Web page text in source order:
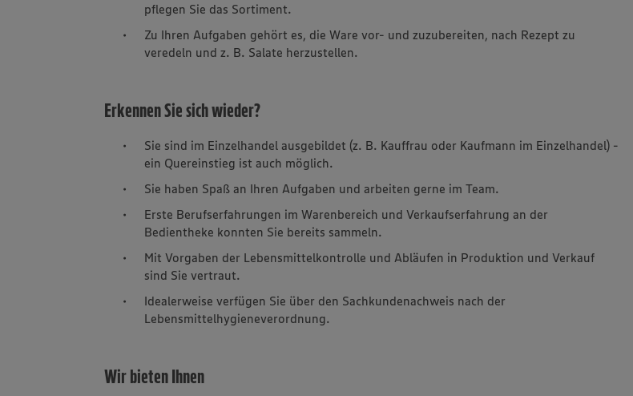
pflegen Sie das Sortiment.
Zu Ihren Aufgaben gehört es, die Ware vor- und zuzubereiten, nach Rezept zu
veredeln und z. B. Salate herzustellen.
Erkennen Sie sich wieder?
Sie sind im Einzelhandel ausgebildet (z. B. Kauffrau oder Kaufmann im Einzelhandel) -
ein Quereinstieg ist auch möglich.
Sie haben Spaß an Ihren Aufgaben und arbeiten gerne im Team.
Erste Berufserfahrungen im Warenbereich und Verkaufserfahrung an der
Bedientheke konnten Sie bereits sammeln.
Mit Vorgaben der Lebensmittelkontrolle und Abläufen in Produktion und Verkauf
sind Sie vertraut.
Idealerweise verfügen Sie über den Sachkundenachweis nach der
Lebensmittelhygieneverordnung.
Wir bieten Ihnen